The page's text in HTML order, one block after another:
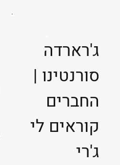
ג'רארדה
סורנטינו |
החברים
קוראים לי
ג'רי